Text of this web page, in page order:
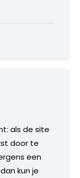
als de site
door te
een
kun je